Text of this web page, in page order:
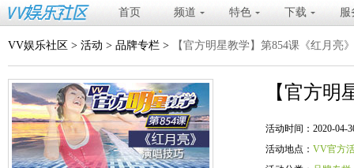
首页 频道 特色 下载 服
VV娱乐社区 > 活动 > 品牌专栏 > 【官方明星教学】第854课《红月亮
【官方
活动时间：2020-04-
活动地点： VV官方